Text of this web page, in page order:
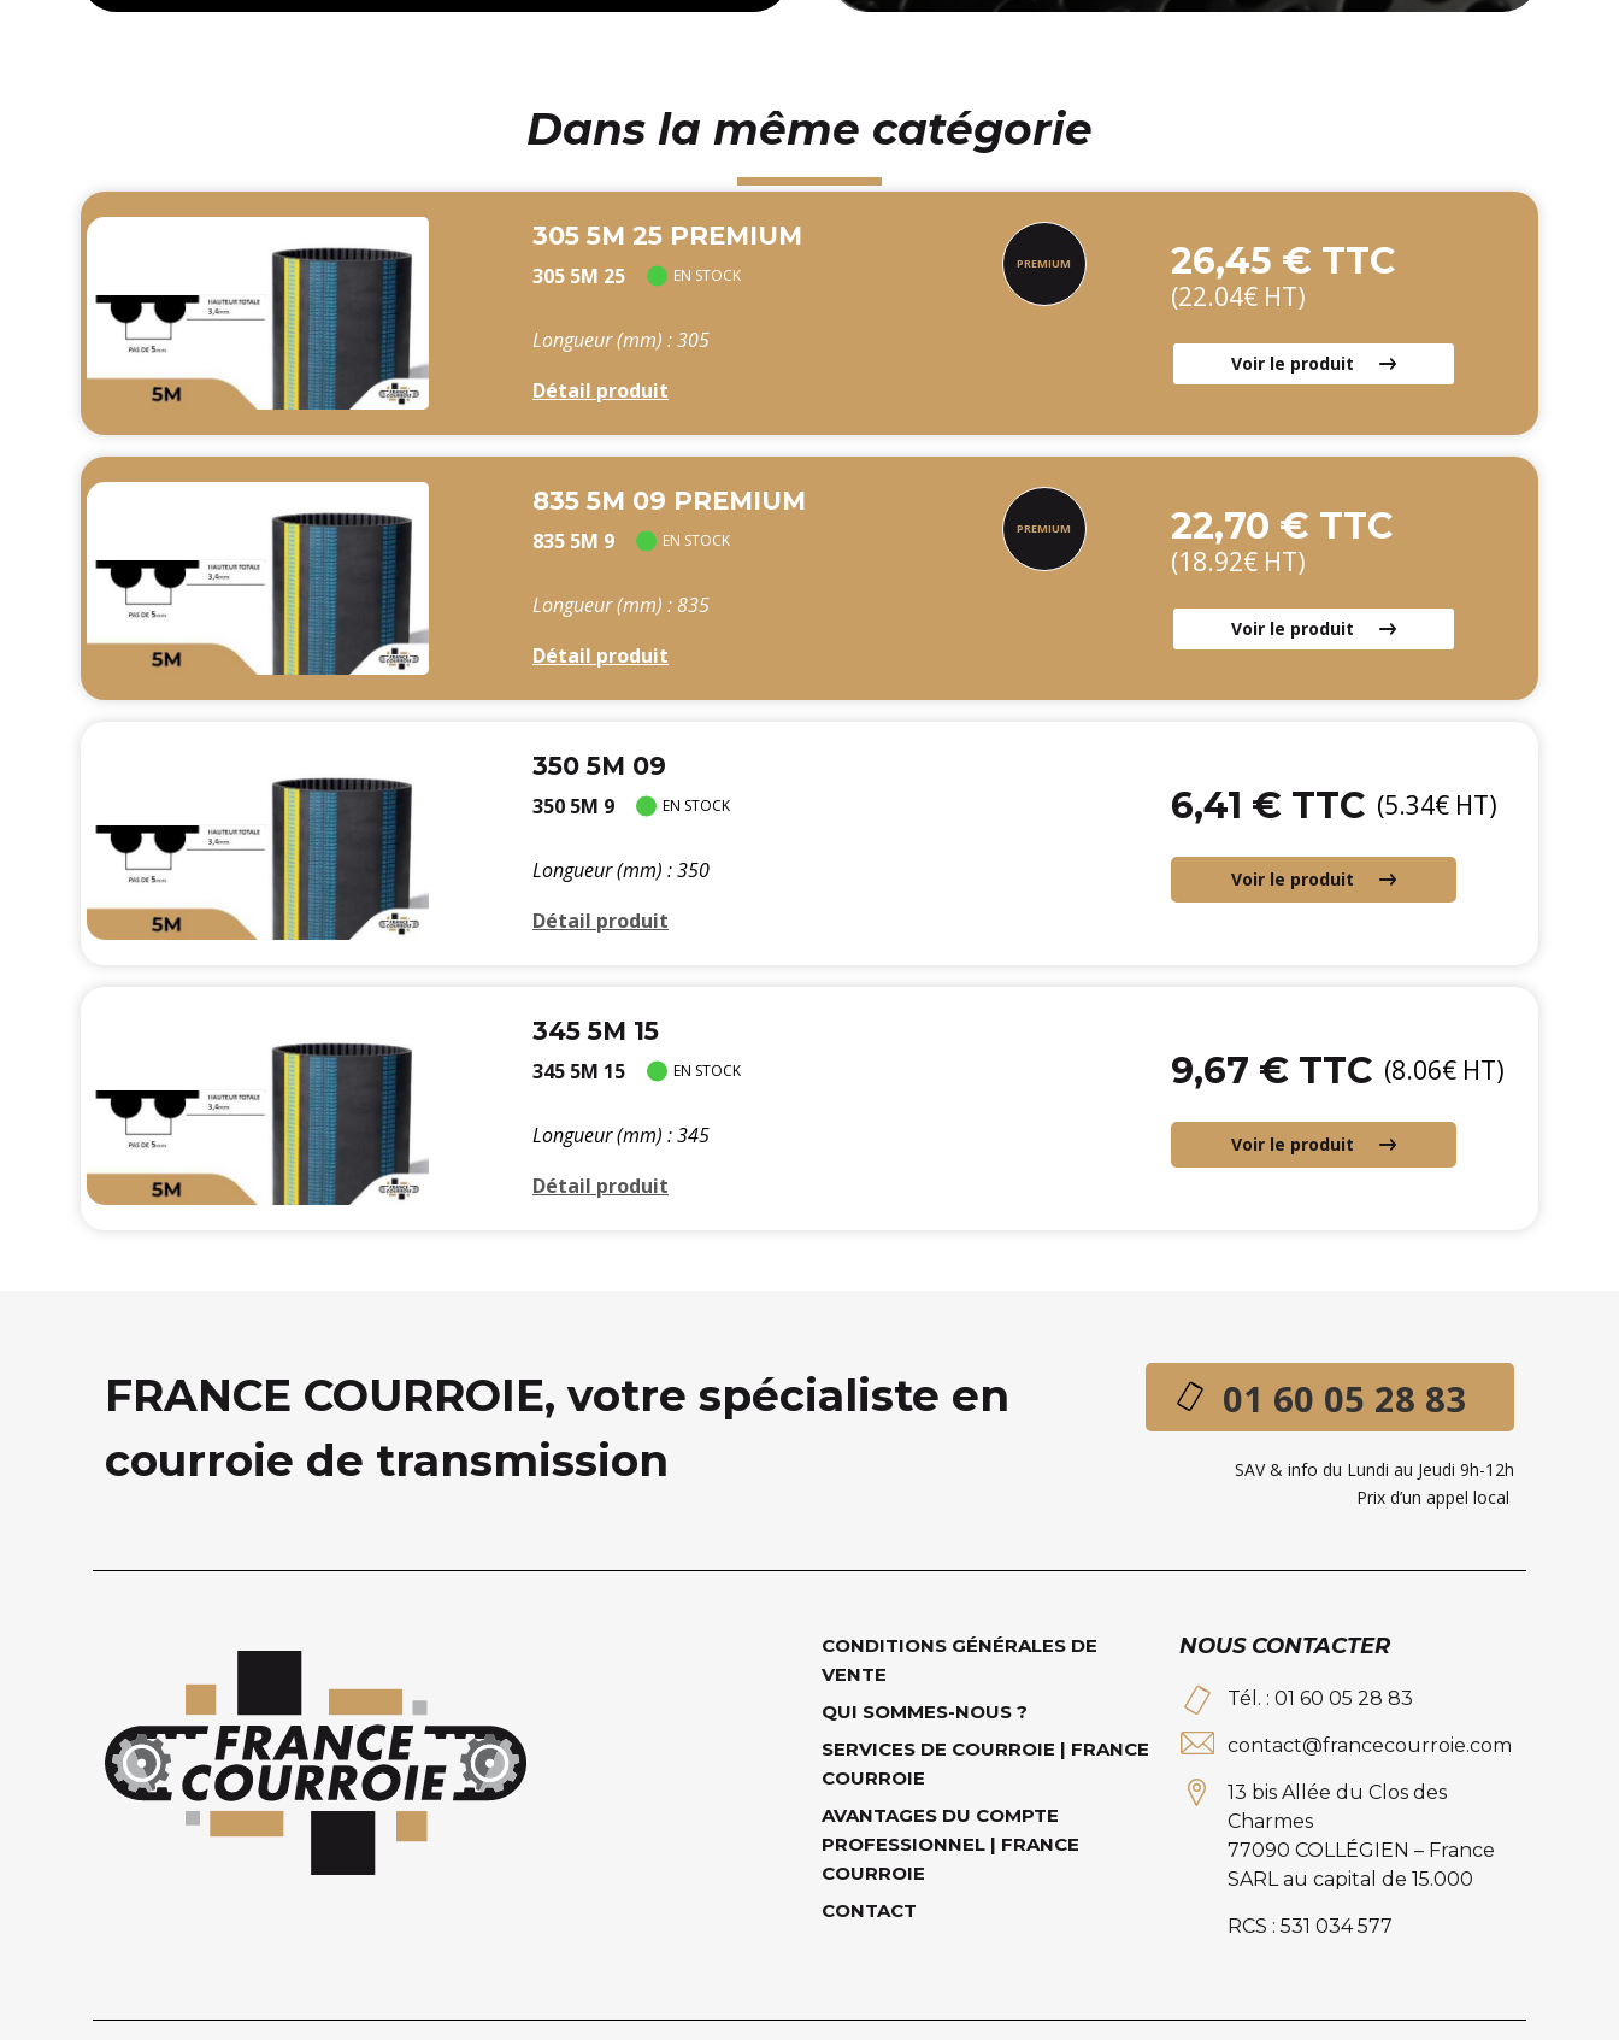
Dans la même catégorie
305 5M 25 PREMIUM
305 5M 25 EN STOCK
Longueur (mm) : 305
Détail produit
26,45 € TTC
(22.04€ HT)
Voir le produit
835 5M 09 PREMIUM
835 5M 9 EN STOCK
Longueur (mm) : 835
Détail produit
22,70 € TTC
(18.92€ HT)
Voir le produit
350 5M 09
350 5M 9 EN STOCK
Longueur (mm) : 350
Détail produit
6,41 € TTC (5.34€ HT)
Voir le produit
345 5M 15
345 5M 15 EN STOCK
Longueur (mm) : 345
Détail produit
9,67 € TTC (8.06€ HT)
Voir le produit
FRANCE COURROIE, votre spécialiste en
courroie de transmission
01 60 05 28 83
SAV & info du Lundi au Jeudi 9h-12h
Prix d’un appel local
CONDITIONS GÉNÉRALES DE
VENTE
QUI SOMMES-NOUS ?
SERVICES DE COURROIE | FRANCE
COURROIE
AVANTAGES DU COMPTE
PROFESSIONNEL | FRANCE
COURROIE
CONTACT
NOUS CONTACTER
Tél. : 01 60 05 28 83
contact@francecourroie.com
13 bis Allée du Clos des
Charmes
77090 COLLÉGIEN – France
SARL au capital de 15.000
RCS : 531 034 577